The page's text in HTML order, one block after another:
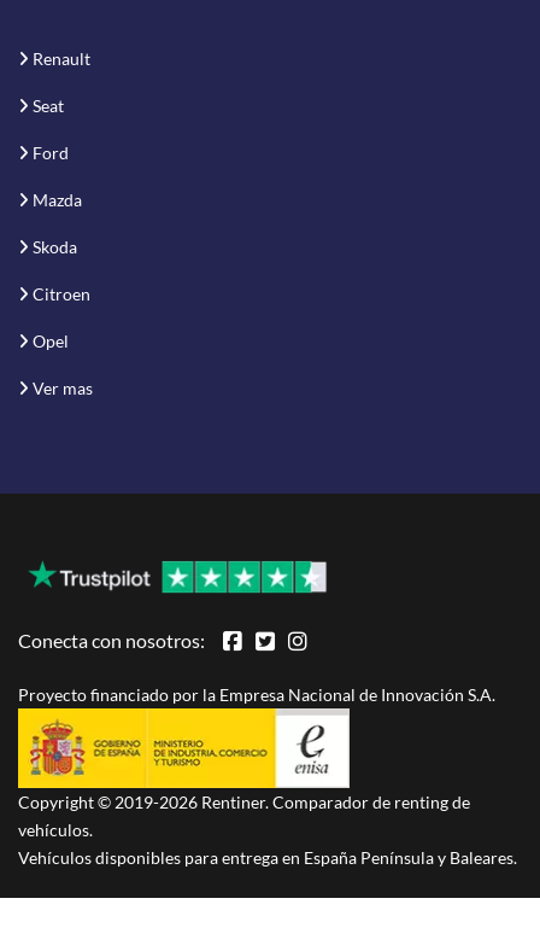
Renault
Seat
Ford
Mazda
Skoda
Citroen
Opel
Ver mas
Conecta con nosotros:
Proyecto financiado por la Empresa Nacional de Innovación S.A.
Copyright © 2019-2026 Rentiner. Comparador de renting de
vehículos.
Vehículos disponibles para entrega en España Península y Baleares.